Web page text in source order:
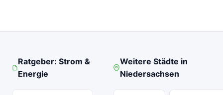
Ratgeber: Strom &
Energie
Weitere Städte in
Niedersachsen